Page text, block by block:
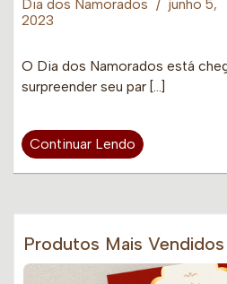
Dia dos Namorados / junho 5,
2023
O Dia dos Namorados está
surpreender seu par […]
Continuar Lendo
Produtos Mais Vendidos